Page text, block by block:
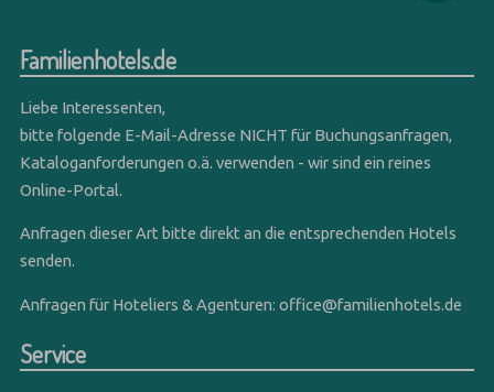
Familienhotels.de
Liebe Interessenten,
bitte folgende E-Mail-Adresse NICHT für Buchungsanfragen,
Kataloganforderungen o.ä. verwenden - wir sind ein reines
Online-Portal.
Anfragen dieser Art bitte direkt an die entsprechenden Hotels
senden.
Anfragen für Hoteliers & Agenturen:office@familienhotels.de
Service